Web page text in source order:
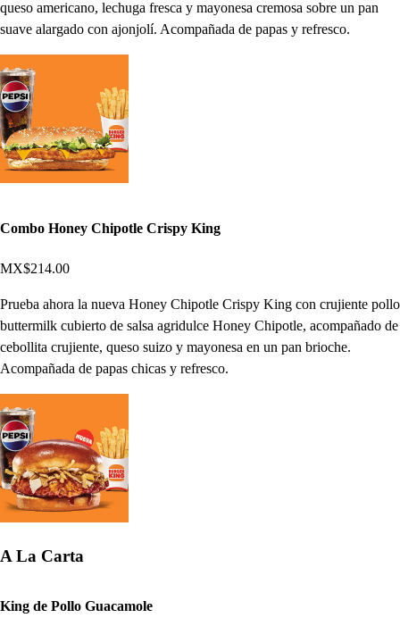
queso americano, lechuga fresca y mayonesa cremosa sobre un pan
suave alargado con ajonjolí. Acompañada de papas y refresco.
Combo Honey Chipotle Crispy King
MX$214.00
Prueba ahora la nueva Honey Chipotle Crispy King con crujiente pollo
buttermilk cubierto de salsa agridulce Honey Chipotle, acompañado de
cebollita crujiente, queso suizo y mayonesa en un pan brioche.
Acompañada de papas chicas y refresco.
A La Carta
King de Pollo Guacamole